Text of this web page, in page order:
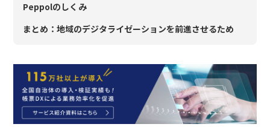
Peppolのしくみ
まとめ：地域のデジタライゼーションを前進させるため